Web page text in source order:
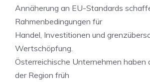
Annäherung an EU-Standards
Rahmenbedingungen für
Handel, Investitionen und
Wertschöpfung.
Österreichische Unternehmen haben
der Region früh